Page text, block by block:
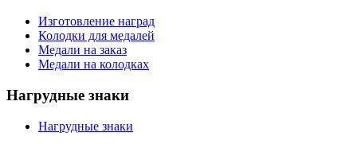
Изготовление наград
Колодки для медалей
Медали на заказ
Медали на колодках
Нагрудные знаки
Нагрудные знаки